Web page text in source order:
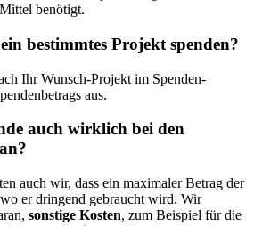
benötigt.
bestimmtes Projekt spenden?
Ihr Wunsch-Projekt im Spenden­
aus.
auch wirklich bei den
auch wir, dass ein maxi­maler Betrag der
er dringend ge­braucht wird. Wir
sonstige Kosten, zum Beispiel für die